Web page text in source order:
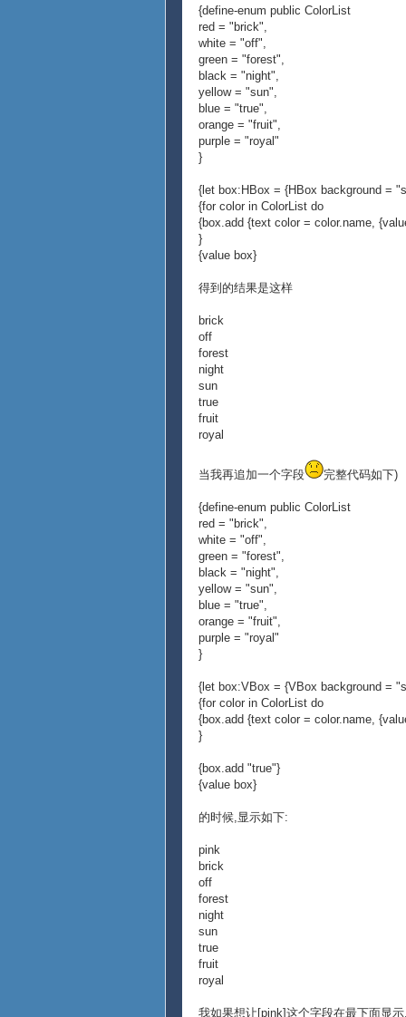
{define-enum public ColorList
red = "brick",
white = "off",
green = "forest",
black = "night",
yellow = "sun",
blue = "true",
orange = "fruit",
purple = "royal"
}
{let box:HBox = {HBox background =
{for color in ColorList do
{box.add {text color = color.name,
}
{value box}
得到的结果是这样
brick
off
forest
night
sun
true
fruit
royal
当我再追加一个字段 完整代码如下)
{define-enum public ColorList
red = "brick",
white = "off",
green = "forest",
black = "night",
yellow = "sun",
blue = "true",
orange = "fruit",
purple = "royal"
}
{let box:VBox = {VBox background =
{for color in ColorList do
{box.add {text color = color.name,
}
{box.add "true"}
{value box}
的时候,显示如下:
pink
brick
off
forest
night
sun
true
fruit
royal
我如果想让[pink]这个字段在最下面显